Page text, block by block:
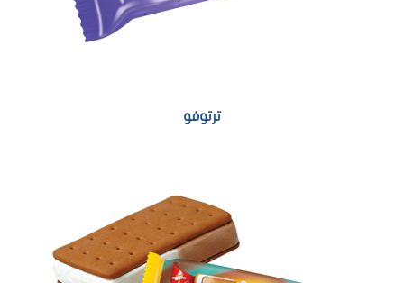
ترتوفو